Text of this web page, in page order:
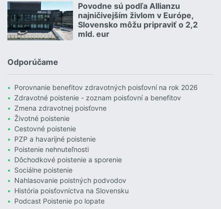
Povodne sú podľa Allianzu
najničivejším živlom v Európe,
Slovensko môžu pripraviť o 2,2
mld. eur
23.07.2026 |
Odporúčame
Porovnanie benefitov zdravotných poisťovní na rok 2026
Zdravotné poistenie - zoznam poisťovní a benefitov
Zmena zdravotnej poisťovne
Životné poistenie
Cestovné poistenie
PZP a havarijné poistenie
Poistenie nehnuteľnosti
Dôchodkové poistenie a sporenie
Sociálne poistenie
Nahlasovanie poistných podvodov
História poisťovníctva na Slovensku
Podcast Poistenie po lopate